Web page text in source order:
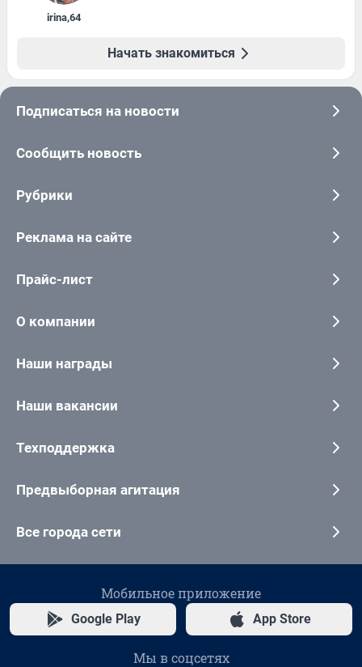
irina,64
Начать знакомиться
Подписаться на новости
Сообщить новость
Рубрики
Реклама на сайте
Прайс-лист
О компании
Наши награды
Наши вакансии
Техподдержка
Предвыборная агитация
Все города сети
Мобильное приложение
Google Play App Store
Мы в соцсетях